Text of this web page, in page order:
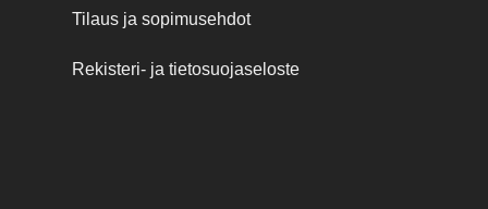
Tilaus ja sopimusehdot
Rekisteri- ja tietosuojaseloste